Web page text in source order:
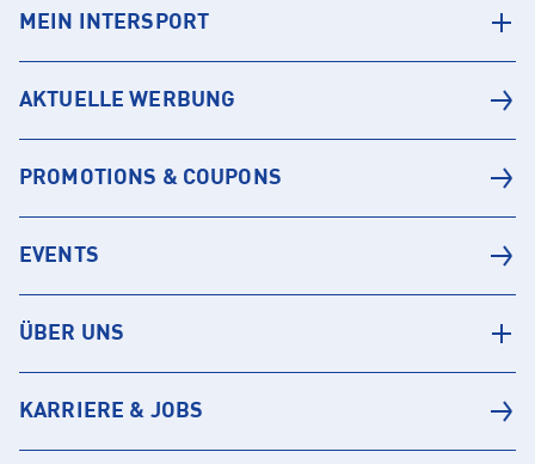
MEIN INTERSPORT
AKTUELLE WERBUNG
PROMOTIONS & COUPONS
EVENTS
ÜBER UNS
KARRIERE & JOBS